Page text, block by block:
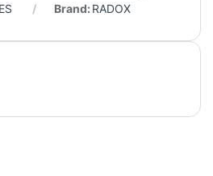
Brand: RADOX